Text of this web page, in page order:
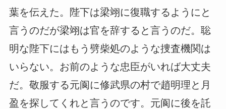
葉を伝えた。陛下は梁翊に復職するようにと
言うのだが梁翊は官を辞すると言うのだ。聡
明な陛下にはもう劈柴処のような捜査機関は
いらない。お前のような忠臣がいれば大丈夫
だ。敬服する元阆に修武県の村で趙明理と月
盈を探してくれと言うのです。元阆に後を託